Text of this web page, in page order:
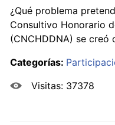
¿Qué problema
Consultivo Honorario
(CNCHDDNA) se creó
Categorías:
Visitas: 37378